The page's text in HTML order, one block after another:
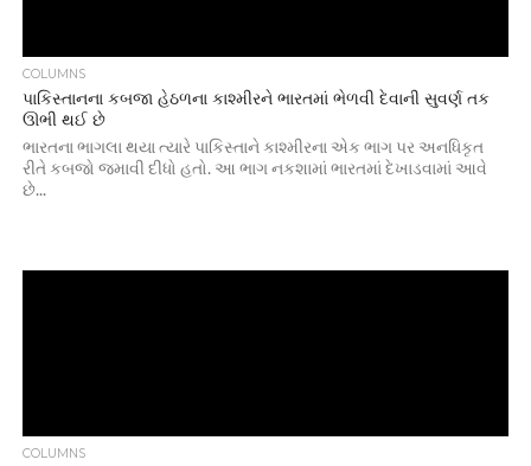
COLUMNS
પાકિસ્તાનના કબજા હેઠળના કાશ્મીરને ભારતમાં ભેળવી દેવાની સુવર્ણ તક
ઊભી થઈ છે
ભારતના ભાગલા થયા ત્યારે પાકિસ્તાને કાશ્મીરના એક ભાગ પર અનધિકૃત
રીતે કબજો જમાવી દીધો હતો. આ ભાગ નકશામાં ભારતમાં દેખાડવામાં આવે
છે...
COLUMNS